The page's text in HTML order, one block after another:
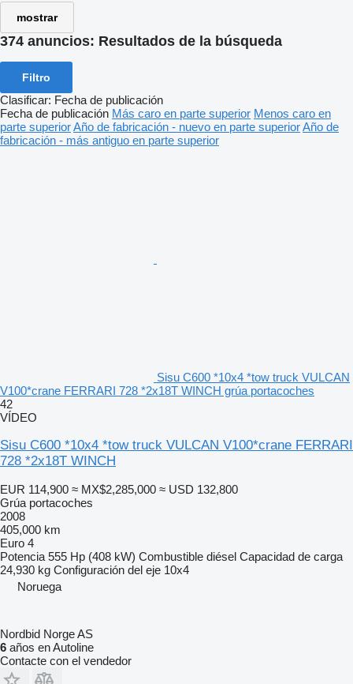
mostrar
374 anuncios: Resultados de la búsqueda
Filtro
Clasificar: Fecha de publicación
Fecha de publicación Más caro en parte superior Menos caro en
parte superiorAño de fabricación - nuevo en parte superiorAño de
fabricación - más antiguo en parte superior
Sisu C600 *10x4 *tow truck VULCAN
V100*crane FERRARI 728 *2x18T WINCH grúa portacoches
42
VÍDEO
Sisu C600 *10x4 *tow truck VULCAN V100*crane FERRARI
728 *2x18T WINCH
EUR 114,900 ≈ MX$2,285,000 ≈ USD 132,800
Grúa portacoches
2008
405,000 km
Euro 4
Potencia 555 Hp (408 kW) Combustible diésel Capacidad de carga
24,930 kg Configuración del eje 10x4
Noruega
Nordbid Norge AS
6 años en Autoline
Contacte con el vendedor